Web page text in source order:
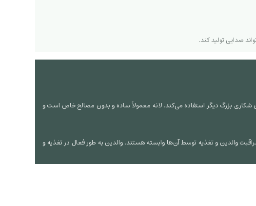
صدایی تولید کند.
شکاری بزرگ دیگر استفاده می‌کند. لانه معمولاً ساده و بدون مصالح خاص است و
روزگی لانه را ترک می‌کنند (فارغ می‌شوند) و پس از آن نیز برای مدتی (حدود ۵۳-۶۳ روز) به مراقبت والدین و تغذیه توسط آن‌ها وابسته هستند. والدین به طور فعال در تغذیه و